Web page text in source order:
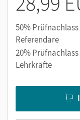
50%
Referendare
20%
Lehrkräfte